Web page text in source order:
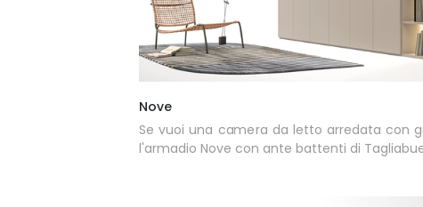
Nove
Se vuoi una camera da letto arredata con
l'armadio Nove con ante battenti di